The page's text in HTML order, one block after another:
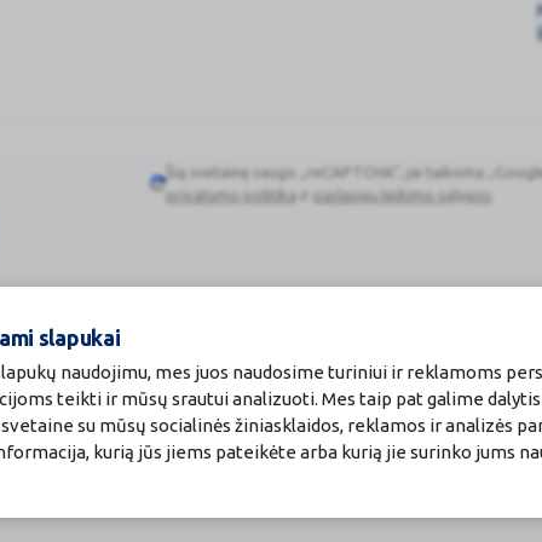
slapukai
naudojimu, mes juos naudosime turiniui ir reklamoms
teikti ir mūsų srautui analizuoti. Mes taip pat galime
su mūsų socialinės žiniasklaidos, reklamos ir analizės
kurią jūs jiems pateikėte arba kurią jie surinko jums
dekstrometorfano hidrobromidui arba bet kuriai
inhibitoriais (MAOI), arba dar nepraėjo 2 savaitės po jų
stoka (paveldimas sutrikimas, pažeidžiantis
arba jeigu hipertenzija nesureguliuota skiriant vaistų;
(ilgai trunkančia) inkstų liga arba sunkiu ūminiu ar lėtiniu inkstų
būti trumpas.
Google
Šią svetainę saugo „reCAPTCHA“, jai taikoma
privatumo politikair paslaugų teikimo sąlygos